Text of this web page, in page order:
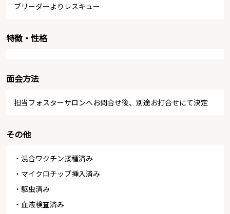
ブリーダーよりレスキュー
特徴・性格
面会方法
担当フォスターサロンへお問合せ後、別途お打合せにて決定
その他
・混合ワクチン接種済み
・マイクロチップ挿入済み
・駆虫済み
・血液検査済み